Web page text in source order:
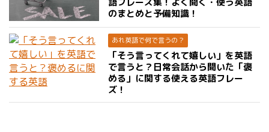
のまとめと予備知識！
あれ英語で何で言うの？
「そう言ってくれて嬉しい」を英語
で言うと？日常会話から聞いた「褒
める」に関する使える英語フレー
ズ！